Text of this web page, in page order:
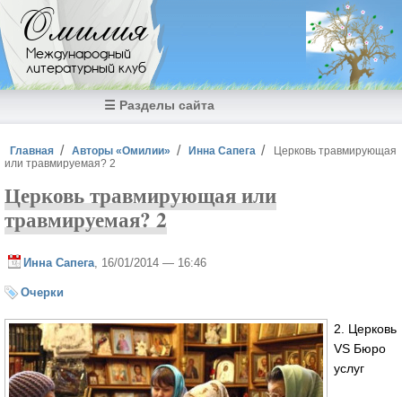
Перейти к основному содержанию
Омилия
Международный
литературный клуб
☰ Разделы сайта
Вы здесь
Главная Авторы «Омилии» Инна Сапега
Церковь травмирующая
или травмируемая? 2
Церковь травмирующая или
травмируемая? 2
Инна Сапега , 16/01/2014 — 16:46
Очерки
2. Церковь
VS Бюро
услуг